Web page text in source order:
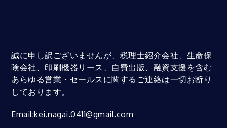
誠に申し訳ございませんが、税理士紹介会社、生命保
険会社、印刷機器リース、自費出版、融資支援を含む
あらゆる営業・セールスに関するご連絡は一切お断り
しております。
Email:kei.nagai.0411@gmail.com